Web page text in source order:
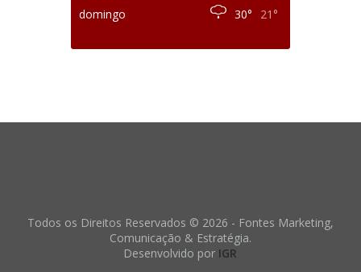
domingo
30° 21°
Todos os Direitos Reservados © 2026 - Fontes Marketing,
Comunicação & Estratégia.
Desenvolvido por IGR